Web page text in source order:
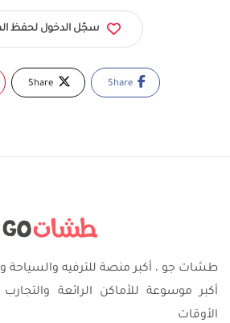
سجّل الدخول لحفظ
طشات جو ، أكبر منصة للترفيه والسياحة
أكبر موسوعة للأماكن الرائعة
الأوقات